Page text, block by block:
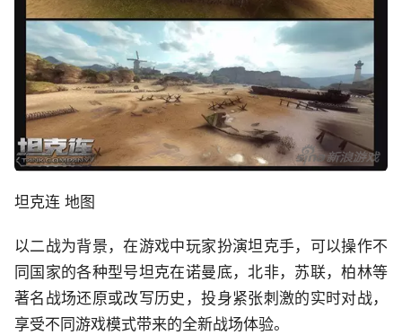
坦克连 地图
以二战为背景，在游戏中玩家扮演坦克手，可以操作不
同国家的各种型号坦克在诺曼底，北非，苏联，柏林等
著名战场还原或改写历史，投身紧张刺激的实时对战，
享受不同游戏模式带来的全新战场体验。